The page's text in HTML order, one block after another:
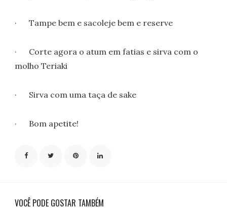
· Tampe bem e sacoleje bem e reserve
· Corte agora o atum em fatias e sirva com o
molho Teriaki
· Sirva com uma taça de sake
· Bom apetite!
VOCÊ PODE GOSTAR TAMBÉM